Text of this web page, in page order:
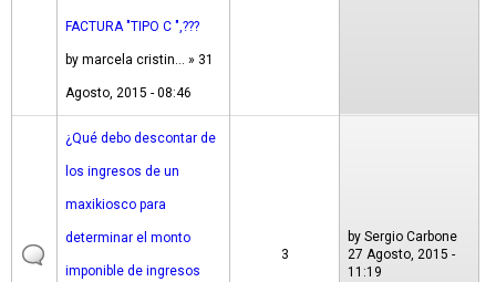
FACTURA "TIPO C ",???
by marcela cristin... » 31
Agosto, 2015 - 08:46
¿Qué debo descontar de
los ingresos de un
maxikiosco para
determinar el monto
imponible de ingresos
3
by Sergio Carbone
27 Agosto, 2015 -
11:19